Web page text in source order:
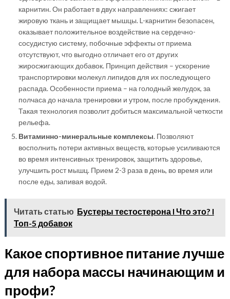
карнитин. Он работает в двух направлениях: сжигает
жировую ткань и защищает мышцы. L-карнитин безопасен,
оказывает положительное воздействие на сердечно-
сосудистую систему, побочные эффекты от приема
отсутствуют, что выгодно отличает его от других
жиросжигающих добавок. Принцип действия – ускорение
транспортировки молекул липидов для их последующего
распада. Особенности приема – на голодный желудок, за
полчаса до начала тренировки и утром, после пробуждения.
Такая технология позволит добиться максимальной четкости
рельефа.
Витаминно-минеральные комплексы. Позволяют
восполнить потери активных веществ, которые усиливаются
во время интенсивных тренировок, защитить здоровье,
улучшить рост мышц. Прием 2-3 раза в день, во время или
после еды, запивая водой.
Читать статью Бустеры тестостерона I Что это? I
Топ-5 добавок
Какое спортивное питание лучше
для набора массы начинающим и
профи?